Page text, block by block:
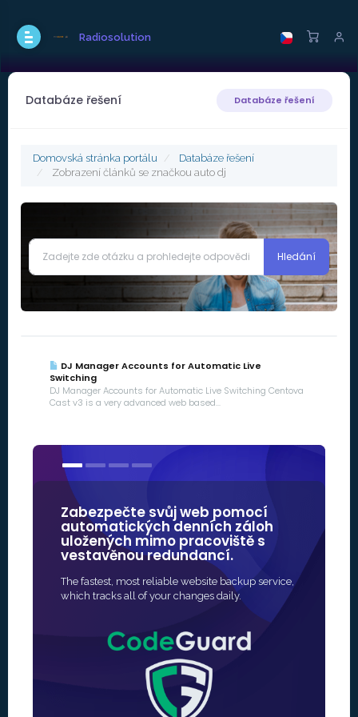
Radiosolution
Databáze řešení Databáze řešení
Domovská stránka portálu
Databáze řešení
Zobrazení článků se značkou auto dj
DJ Manager Accounts for Automatic Live
Switching
DJ Manager Accounts for Automatic Live Switching Centova
Cast v3 is a very advanced web based...
Zabezpečte svůj web pomocí
automatických denních záloh
uložených mimo pracoviště s
vestavěnou redundancí.
The fastest, most reliable website backup service,
which tracks all of your changes daily.
Nejrychlejší